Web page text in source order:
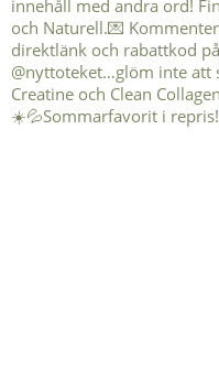
☀️💦Sommarfavorit i